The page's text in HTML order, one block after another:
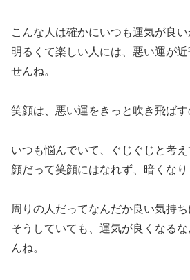
こんな人は確かにいつも運気が良い
明るくて楽しい人には、悪い運が
せんね。
笑顔は、悪い運をきっと吹き飛ばす
いつも悩んでいて、ぐじぐじと考
顔だって笑顔にはなれず、暗くなり
周りの人だってなんだか良い気持ち
そうしていても、運気が良くなる
んね。